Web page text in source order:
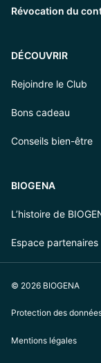
Révocation du
DÉCOUVRIR
Rejoindre le Club
Bons cadeau
Conseils bien-être
BIOGENA
L’histoire de
Espace partenaires
© 2026 BIOGENA
Protection des
Mentions légales